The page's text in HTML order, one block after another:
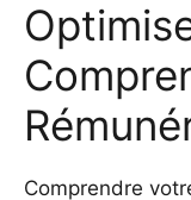
Comprendre